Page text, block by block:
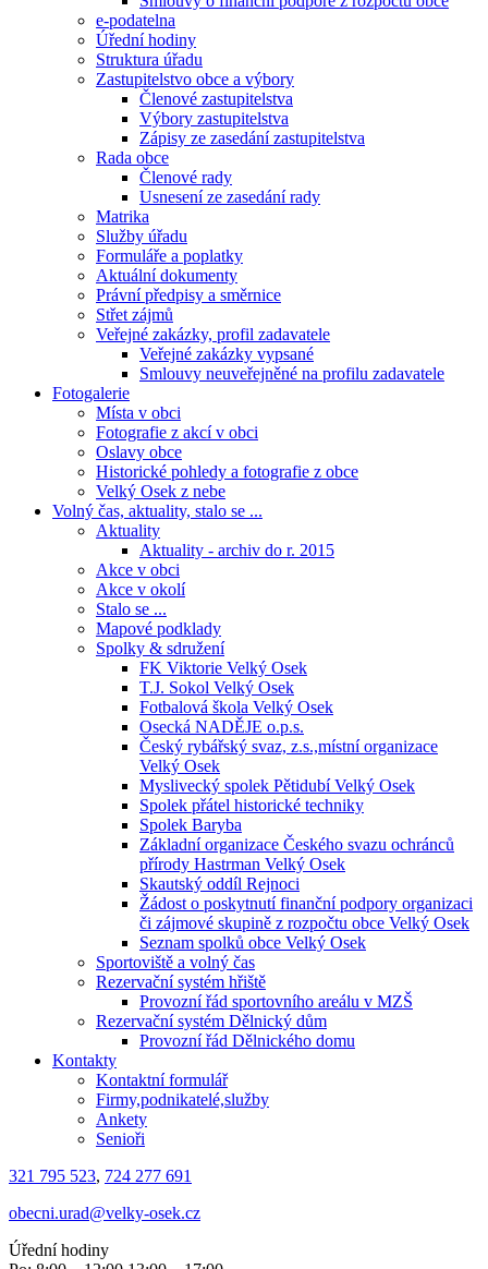
e-podatelna
Úřední hodiny
Struktura úřadu
Zastupitelstvo obce a výbory
Členové zastupitelstva
Výbory zastupitelstva
Zápisy ze zasedání zastupitelstva
Rada obce
Členové rady
Usnesení ze zasedání rady
Matrika
Služby úřadu
Formuláře a poplatky
Aktuální dokumenty
Právní předpisy a směrnice
Střet zájmů
Veřejné zakázky, profil zadavatele
Veřejné zakázky vypsané
Smlouvy neuveřejněné na profilu zadavatele
Fotogalerie
Místa v obci
Fotografie z akcí v obci
Oslavy obce
Historické pohledy a fotografie z obce
Velký Osek z nebe
Volný čas, aktuality, stalo se ...
Aktuality
Aktuality - archiv do r. 2015
Akce v obci
Akce v okolí
Stalo se ...
Mapové podklady
Spolky & sdružení
FK Viktorie Velký Osek
T.J. Sokol Velký Osek
Fotbalová škola Velký Osek
Osecká NADĚJE o.p.s.
Český rybářský svaz, z.s.,místní organizace
Velký Osek
Myslivecký spolek Pětidubí Velký Osek
Spolek přátel historické techniky
Spolek Baryba
Základní organizace Českého svazu ochránců
přírody Hastrman Velký Osek
Skautský oddíl Rejnoci
Žádost o poskytnutí finanční podpory organizaci
či zájmové skupině z rozpočtu obce Velký Osek
Seznam spolků obce Velký Osek
Sportoviště a volný čas
Rezervační systém hřiště
Provozní řád sportovního areálu v MZŠ
Rezervační systém Dělnický dům
Provozní řád Dělnického domu
Kontakty
Kontaktní formulář
Firmy,podnikatelé,služby
Ankety
Senioři
321 795 523, 724 277 691
obecni.urad@velky-osek.cz
Úřední hodiny